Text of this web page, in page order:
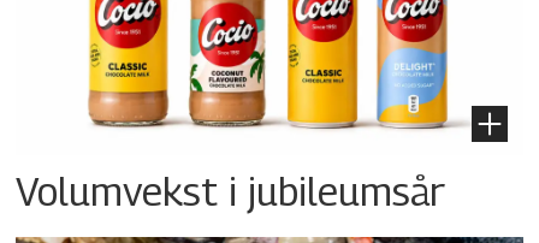
Volumvekst i jubileumsår